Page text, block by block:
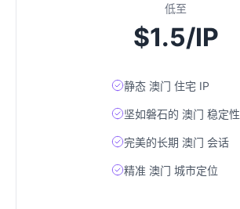
低至
$1.5/IP
静态 澳门 住宅 IP
坚如磐石的 澳门 稳定性
完美的长期 澳门 会话
精准 澳门 城市定位